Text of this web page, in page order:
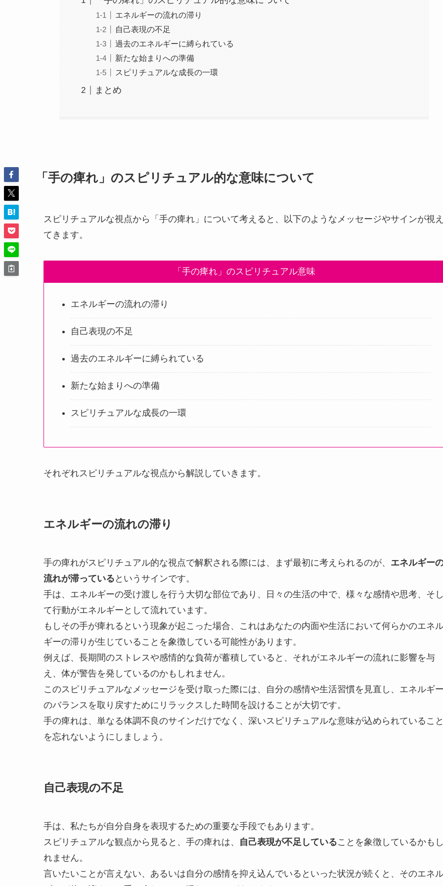
エネルギーの流れの滞り
自己表現の不足
過去のエネルギーに縛られている
新たな始まりへの準備
スピリチュアルな成長の一環
まとめ
「手の痺れ」のスピリチュアル的な意味について
スピリチュアルな視点から「手の痺れ」について考えると、以下のようなメッセージやサインが視え
てきます。
「手の痺れ」のスピリチュアル意味
エネルギーの流れの滞り
自己表現の不足
過去のエネルギーに縛られている
新たな始まりへの準備
スピリチュアルな成長の一環
それぞれスピリチュアルな視点から解説していきます。
エネルギーの流れの滞り
手の痺れがスピリチュアル的な視点で解釈される際には、まず最初に考えられるのが、 エネルギー
流れが滞っている というサインです。
手は、エネルギーの受け渡しを行う大切な部位であり、日々の生活の中で、様々な感情や思考、そし
て行動がエネルギーとして流れています。
もしその手が痺れるという現象が起こった場合、これはあなたの内面や生活において何らかのエネ
ギーの滞りが生じていることを象徴している可能性があります。
例えば、長期間のストレスや感情的な負荷が蓄積していると、それがエネルギーの流れに影響を与
え、体が警告を発しているのかもしれません。
このスピリチュアルなメッセージを受け取った際には、自分の感情や生活習慣を見直し、エネルギー
のバランスを取り戻すためにリラックスした時間を設けることが大切です。
手の痺れは、単なる体調不良のサインだけでなく、深いスピリチュアルな意味が込められていること
を忘れないようにしましょう。
自己表現の不足
手は、私たちが自分自身を表現するための重要な手段でもあります。
スピリチュアルな観点から見ると、手の痺れは、 自己表現が不足していることを象徴しているかもし
れません。
言いたいことが言えない、あるいは自分の感情を抑え込んでいるといった状況が続くと、そのエネ